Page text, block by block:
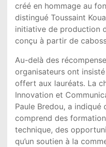
créé en hommage au
distingué Toussaint
initiative de production
conçu à partir de
Au-delà des
organisateurs ont
offert aux lauréats. La
Innovation et
Paule Bredou, a indiqué
comprend des
technique, des
qu’un soutien à la